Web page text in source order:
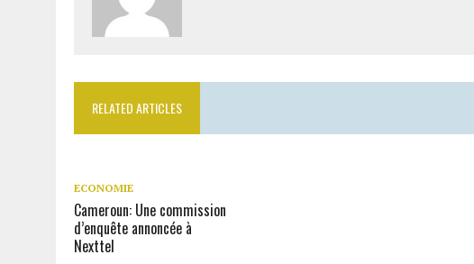
RELATED ARTICLES
ECONOMIE
Cameroun: Une commission
d’enquête annoncée à
Nexttel